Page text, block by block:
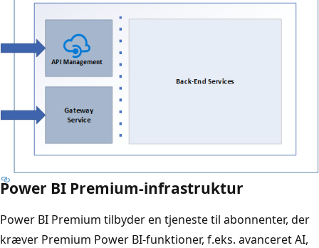
Power BI Premium-infrastruktur
Power BI Premium tilbyder en tjeneste til abonnenter, der
kræver Premium Power BI-funktioner, f.eks. avanceret AI,